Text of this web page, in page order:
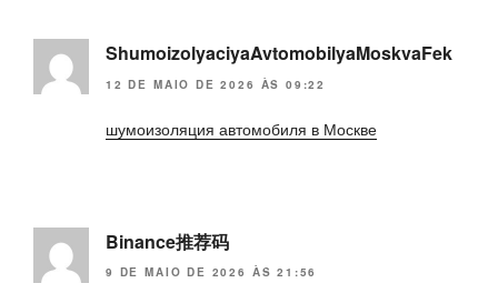
ShumoizolyaciyaAvtomobilyaMoskvaFek
12 DE MAIO DE 2026 ÀS 09:22
шумоизоляция автомобиля в Москве
Binance推荐码
9 DE MAIO DE 2026 ÀS 21:56